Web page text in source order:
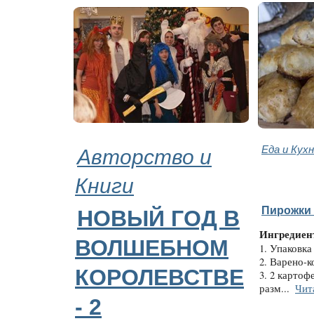
Авторство и
Книги
Еда и
НОВЫЙ ГОД В
ВОЛШЕБНОМ
КОРОЛЕВСТВЕ
- 2
Пирожки
1.
2. Варено-
3. 2
разм...